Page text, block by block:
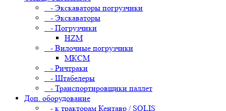
- Экскаваторы погрузчики
- Экскаваторы
- Погрузчики
HZM
- Вилочные погрузчики
МКСМ
- Ричтраки
- Штабелеры
- Транспортировщики паллет
Доп. оборудование
- к тракторам Кентавр / SOLIS